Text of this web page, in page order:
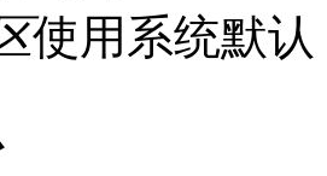
使用系统默认